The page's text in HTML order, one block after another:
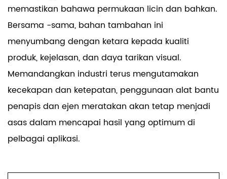
memastikan bahawa permukaan licin dan bahkan.
Bersama -sama, bahan tambahan ini
menyumbang dengan ketara kepada kualiti
produk, kejelasan, dan daya tarikan visual.
Memandangkan industri terus mengutamakan
kecekapan dan ketepatan, penggunaan alat bantu
penapis dan ejen meratakan akan tetap menjadi
asas dalam mencapai hasil yang optimum di
pelbagai aplikasi.